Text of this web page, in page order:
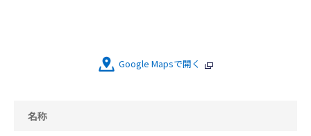
Google Mapsで開く
名称